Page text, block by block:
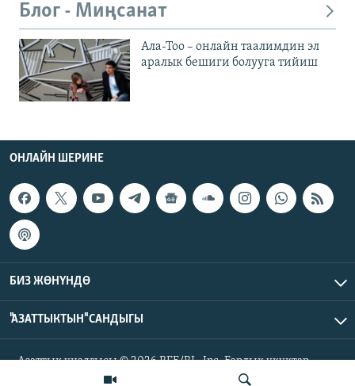
Блог - Миңсанат
Ала-Тоо – онлайн таалимдин эл
аралык бешиги болууга тийиш
ОНЛАЙН ШЕРИНЕ
БИЗ ЖӨНҮНДӨ
"АЗАТТЫКТЫН" САНДЫГЫ
Азаттык үналгысы © 2026 RFE/RL, Inc. Бардык укуктар